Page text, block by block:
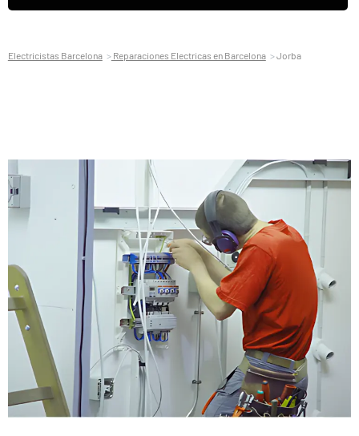
Electricistas Barcelona Reparaciones Electricas en Barcelona Jorba